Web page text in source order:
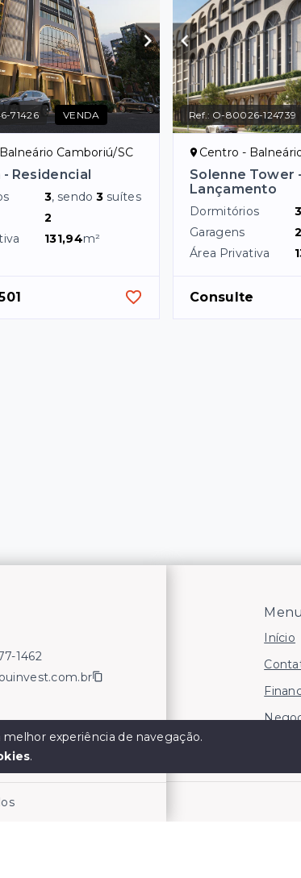
71426 VENDA
Camboriú/SC
Residencial
3, sendo3 suítes
2
131,94m²
Ref.: O-80026-124739
Centro -
Solenne Tower
Lançamento
Dormitórios 3
Garagens
2
Área Privativa
Consulte
Menu
Início
1462
experiência de navegação.
.